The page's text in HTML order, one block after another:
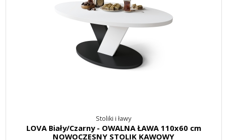
Stoliki i ławy
LOVA Biały/Czarny - OWALNA ŁAWA 110x60 cm
NOWOCZESNY STOLIK KAWOWY